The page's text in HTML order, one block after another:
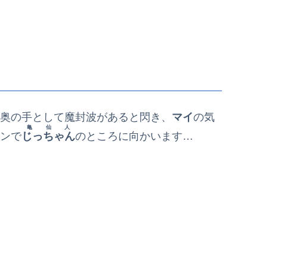
の手として魔封波があると閃き、 マイの気
でじっちゃん
亀仙人
のところに向かいます…